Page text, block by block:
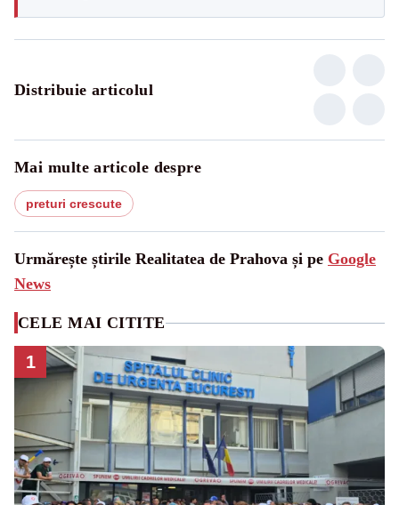
Distribuie articolul
Mai multe articole despre
preturi crescute
Urmărește știrile Realitatea de Prahova și pe Google
News
CELE MAI CITITE
1